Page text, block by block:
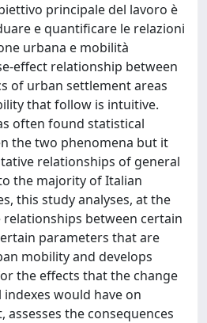
principale del lavoro è
e quantificare le relazioni
urbana e mobilità
effect relationship between
of urban settlement areas
that follow is intuitive.
often found statistical
the two phenomena but it
relationships of general
the majority of Italian
this study analyses, at the
relationships between certain
parameters that are
mobility and develops
the effects that the change
would have on
the consequences